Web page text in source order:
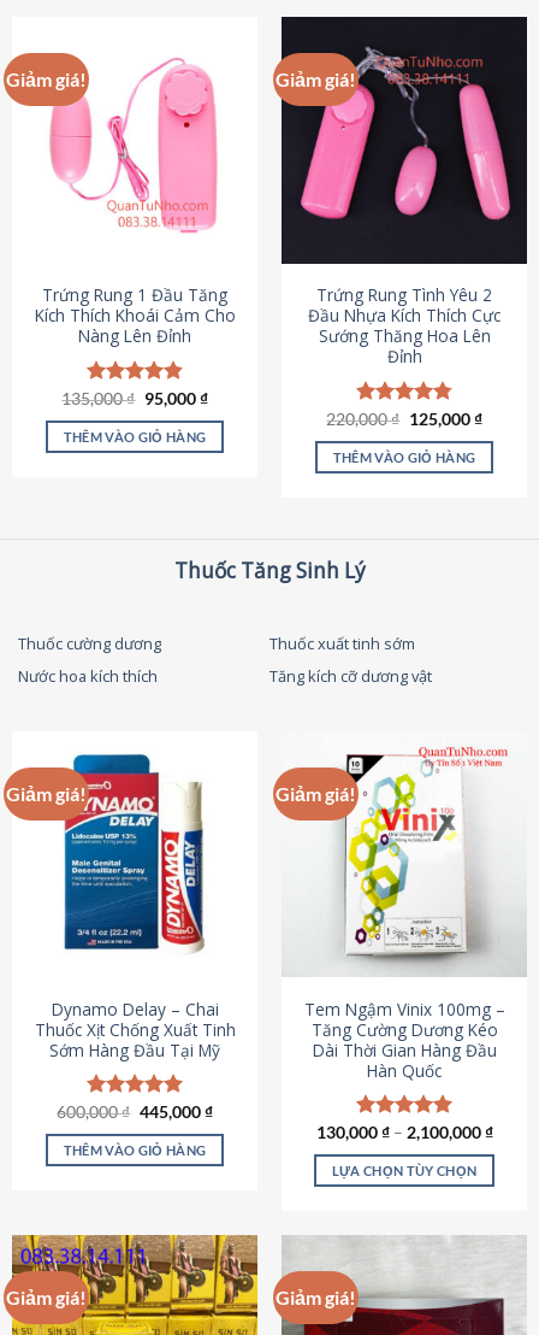
có
nhiều
biến
thể.
Các
tùy
chọn
được
chọn
trên
trang
sản
phẩm
Giảm giá!
Trứng Rung 1 Đầu Tăng
Kích Thích Khoái Cảm Cho
Nàng Lên Đỉnh
Được xếp
hạng4.87
5 sao
135,000₫ Giá
gốc
là:
135,000 ₫.
95,000₫Giá
tại
THÊM VÀO GIỎ HÀNG
Giảm giá!
Trứng Rung Tình Yêu 2
Đầu Nhựa Kích Thích Cực
Sướng Thăng Hoa Lên
Đỉnh
Được xếp
hạng4.79
5 sao
220,000₫ Giá
là:
220,000 ₫.
125,000₫Giá
tại
THÊM VÀO GIỎ HÀNG
Thuốc Tăng Sinh Lý
Thuốc cường dương
Thuốc xuất tinh sớm
Nước hoa kích thích
Tăng kích cỡ dương vật
Giảm giá!
Dynamo Delay – Chai
Thuốc Xịt Chống Xuất Tinh
Sớm Hàng Đầu Tại Mỹ
Được xếp
hạng5.00
5 sao
600,000₫ Giá
là:
600,000 ₫.
445,000₫Giá
tại
THÊM VÀO GIỎ HÀNG
Giảm giá!
Tem Ngậm Vinix 100mg –
Tăng Cường Dương Kéo
Dài Thời Gian Hàng Đầu
Hàn Quốc
Được xếp
hạng5.00
5 sao
130,000₫– 2,100,000₫
LỰA CHỌN TÙY CHỌN
nhiều
biến
Giảm giá! Giảm giá!